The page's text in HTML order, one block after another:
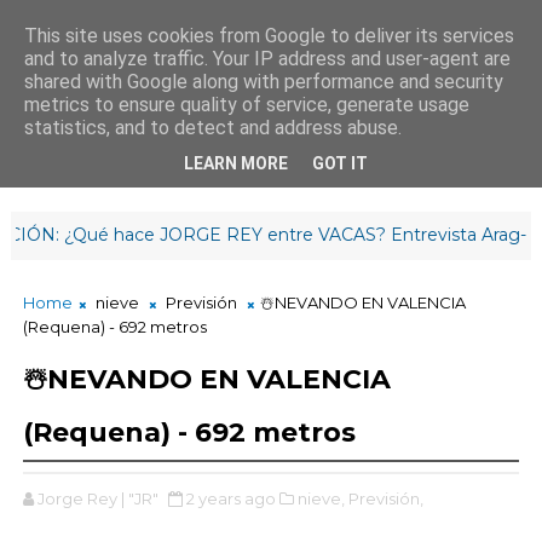
¡Hasta mañana!
4: 21 : 17
¿Qué hace JORGE REY entre VACAS? Entrevista Arag-Asaja
Home nieve Previsión
☃️NEVANDO EN VALENCIA
(Requena) - 692 metros
☃️NEVANDO EN VALENCIA
(Requena) - 692 metros
Jorge Rey | "JR" 2 years ago nieve, Previsión,
This site uses cookies from Google to deliver its services
and to analyze traffic. Your IP address and user-agent are
shared with Google along with performance and security
metrics to ensure quality of service, generate usage
statistics, and to detect and address abuse.
LEARN MORE GOT IT